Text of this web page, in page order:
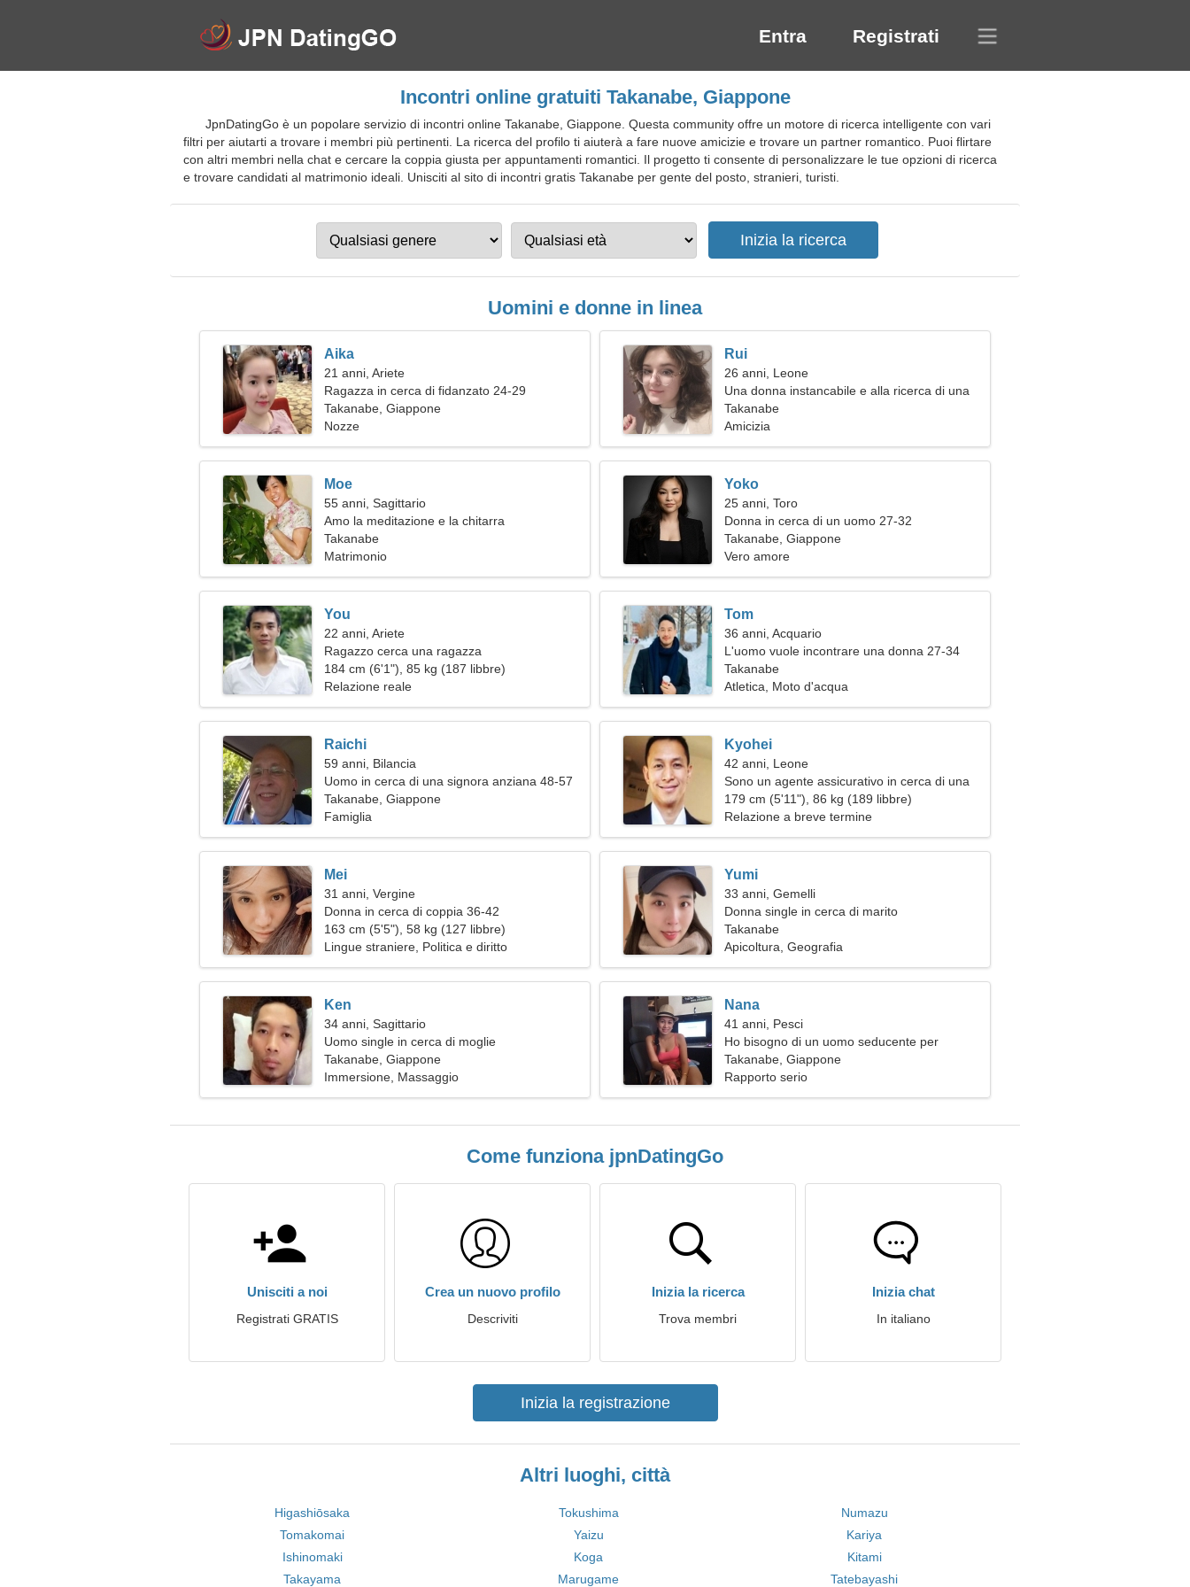
Entra Registrati
Incontri online gratuiti Takanabe, Giappone
JpnDatingGo è un popolare servizio di incontri online Takanabe, Giappone. Questa community offre un motore di ricerca intelligente con vari
filtri per aiutarti a trovare i membri più pertinenti. La ricerca del profilo ti aiuterà a fare nuove amicizie e trovare un partner romantico. Puoi flirtare
con altri membri nella chat e cercare la coppia giusta per appuntamenti romantici. Il progetto ti consente di personalizzare le tue opzioni di ricerca
e trovare candidati al matrimonio ideali. Unisciti al sito di incontri gratis Takanabe per gente del posto, stranieri, turisti.
Uomini e donne in linea
Aika
21 anni, Ariete
Ragazza in cerca di fidanzato 24-29
Takanabe, Giappone
Nozze
Rui
26 anni, Leone
Una donna instancabile e alla ricerca di una
relazione d'amore
Takanabe
Amicizia
Moe
55 anni, Sagittario
Amo la meditazione e la chitarra
Takanabe
Matrimonio
Yoko
25 anni, Toro
Donna in cerca di un uomo 27-32
Takanabe, Giappone
Vero amore
You
22 anni, Ariete
Ragazzo cerca una ragazza
184 cm (6'1"), 85 kg (187 libbre)
Relazione reale
Tom
36 anni, Acquario
L'uomo vuole incontrare una donna 27-34
Takanabe
Atletica, Moto d'acqua
Raichi
59 anni, Bilancia
Uomo in cerca di una signora anziana 48-57
Takanabe, Giappone
Famiglia
Kyohei
42 anni, Leone
Sono un agente assicurativo in cerca di una
donna meravigliosa
179 cm (5'11"), 86 kg (189 libbre)
Relazione a breve termine
Mei
31 anni, Vergine
Donna in cerca di coppia 36-42
163 cm (5'5"), 58 kg (127 libbre)
Lingue straniere, Politica e diritto
Yumi
33 anni, Gemelli
Donna single in cerca di marito
Takanabe
Apicoltura, Geografia
Ken
34 anni, Sagittario
Uomo single in cerca di moglie
Takanabe, Giappone
Immersione, Massaggio
Nana
41 anni, Pesci
Ho bisogno di un uomo seducente per
cucinare insieme
Takanabe, Giappone
Rapporto serio
Come funziona jpnDatingGo
Unisciti a noi
Registrati GRATIS
Crea un nuovo profilo
Descriviti
Inizia la ricerca
Trova membri
Inizia chat
In italiano
Inizia la registrazione
Altri luoghi, città
Higashiōsaka Tokushima
Numazu
Tomakomai
Yaizu
Kariya
Ishinomaki
Koga
Kitami
Takayama
Marugame Tatebayashi